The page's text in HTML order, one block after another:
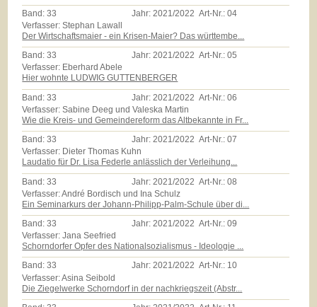
Band:33 Jahr:2021/2022 Art-Nr.:04
Verfasser: Stephan Lawall
Der Wirtschaftsmaier - ein Krisen-Maier? Das württembe...
Band:33 Jahr:2021/2022 Art-Nr.:05
Verfasser: Eberhard Abele
Hier wohnte LUDWIG GUTTENBERGER
Band:33 Jahr: 2021/2022 Art-Nr.:06
Verfasser: Sabine Deeg und Valeska Martin
Wie die Kreis- und Gemeindereform das Altbekannte in Fr...
Band:33 Jahr:2021/2022 Art-Nr.:07
Verfasser: Dieter Thomas Kuhn
Laudatio für Dr. Lisa Federle anlässlich der Verleihung...
Band:33 Jahr: 2021/2022 Art-Nr.:08
Verfasser: André Bordisch und Ina Schulz
Ein Seminarkurs der Johann-Philipp-Palm-Schule über di...
Band:33 Jahr:2021/2022 Art-Nr.:09
Verfasser: Jana Seefried
Schorndorfer Opfer des Nationalsozialismus - Ideologie ...
Band:33 Jahr:2021/2022 Art-Nr.: 10
Verfasser: Asina Seibold
Die Ziegelwerke Schorndorf in der nachkriegszeit (Abstr...